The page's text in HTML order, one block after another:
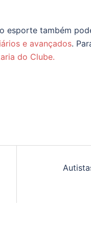
esporte também
e avançados.
do Clube.